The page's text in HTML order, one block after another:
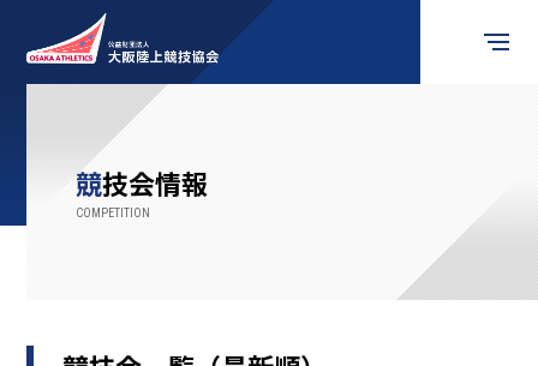
競技会情報
お知らせ
競技者の皆様へ
競技会情報